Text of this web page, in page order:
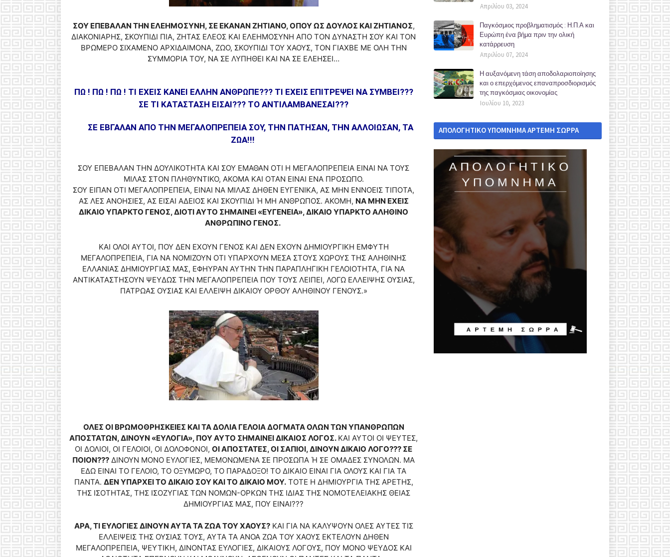
ΣΟΥ ΕΠΕΒΑΛΑΝ ΤΗΝ ΕΛΕΗΜΟΣΥΝΗ, ΣΕ ΕΚΑΝΑΝ ΖΗΤΙΑΝΟ, ΟΠΟΥ ΩΣ ΔΟΥΛΟΣ ΚΑΙ ΖΗΤΙΑΝΟΣ,
ΔΙΑΚΟΝΙΑΡΗΣ, ΣΚΟΥΠΙΔΙ ΠΙΑ, ΖΗΤΑΣ ΕΛΕΟΣ ΚΑΙ ΕΛΕΗΜΟΣΥΝΗ ΑΠΟ ΤΟΝ ΔΥΝΑΣΤΗ ΣΟΥ ΚΑΙ ΤΟΝ
ΒΡΩΜΕΡΟ ΣΙΧΑΜΕΝΟ ΑΡΧΙΔΑΙΜΟΝΑ, ΖΩΟ, ΣΚΟΥΠΙΔΙ ΤΟΥ ΧΑΟΥΣ, ΤΟΝ ΓΙΑΧΒΕ ΜΕ ΟΛΗ ΤΗΝ
ΣΥΜΜΟΡΙΑ ΤΟΥ, ΝΑ ΣΕ ΛΥΠΗΘΕΙ ΚΑΙ ΝΑ ΣΕ ΕΛΕΗΣΕΙ…
ΠΩ ! ΠΩ ! ΠΩ ! ΤΙ ΕΧΕΙΣ ΚΑΝΕΙ ΕΛΛΗΝ ΑΝΘΡΩΠΕ??? ΤΙ ΕΧΕΙΣ ΕΠΙΤΡΕΨΕΙ ΝΑ ΣΥΜΒΕΙ???
ΣΕ ΤΙ ΚΑΤΑΣΤΑΣΗ ΕΙΣΑΙ??? ΤΟ ΑΝΤΙΛΑΜΒΑΝΕΣΑΙ???
ΣΕ ΕΒΓΑΛΑΝ ΑΠΟ ΤΗΝ ΜΕΓΑΛΟΠΡΕΠΕΙΑ ΣΟΥ, ΤΗΝ ΠΑΤΗΣΑΝ, ΤΗΝ ΑΛΛΟΙΩΣΑΝ, ΤΑ
ΖΩΑ!!!
ΣΟΥ ΕΠΕΒΑΛΑΝ ΤΗΝ ΔΟΥΛΙΚΟΤΗΤΑ ΚΑΙ ΣΟΥ ΕΜΑΘΑΝ ΟΤΙ Η ΜΕΓΑΛΟΠΡΕΠΕΙΑ ΕΙΝΑΙ ΝΑ ΤΟΥΣ
ΜΙΛΑΣ ΣΤΟΝ ΠΛΗΘΥΝΤΙΚΟ, ΑΚΟΜΑ ΚΑΙ ΟΤΑΝ ΕΙΝΑΙ ΕΝΑ ΠΡΟΣΩΠΟ.
ΣΟΥ ΕΙΠΑΝ ΟΤΙ ΜΕΓΑΛΟΠΡΕΠΕΙΑ, ΕΙΝΑΙ ΝΑ ΜΙΛΑΣ ΔΗΘΕΝ ΕΥΓΕΝΙΚΑ, ΑΣ ΜΗΝ ΕΝΝΟΕΙΣ ΤΙΠΟΤΑ,
ΑΣ ΛΕΣ ΑΝΟΗΣΙΕΣ, ΑΣ ΕΙΣΑΙ ΑΔΕΙΟΣ ΚΑΙ ΣΚΟΥΠΙΔΙ Ή ΜΗ ΑΝΘΡΩΠΟΣ. ΑΚΟΜΗ, ΝΑ ΜΗΝ ΕΧΕΙΣ
ΔΙΚΑΙΟ ΥΠΑΡΚΤΟ ΓΕΝΟΣ, ΔΙΟΤΙ ΑΥΤΟ ΣΗΜΑΙΝΕΙ «ΕΥΓΕΝΕΙΑ», ΔΙΚΑΙΟ ΥΠΑΡΚΤΟ ΑΛΗΘΙΝΟ
ΑΝΘΡΩΠΙΝΟ ΓΕΝΟΣ.
ΚΑΙ ΟΛΟΙ ΑΥΤΟΙ, ΠΟΥ ΔΕΝ ΕΧΟΥΝ ΓΕΝΟΣ ΚΑΙ ΔΕΝ ΕΧΟΥΝ ΔΗΜΙΟΥΡΓΙΚΗ ΕΜΦΥΤΗ
ΜΕΓΑΛΟΠΡΕΠΕΙΑ, ΓΙΑ ΝΑ ΝΟΜΙΖΟΥΝ ΟΤΙ ΥΠΑΡΧΟΥΝ ΜΕΣΑ ΣΤΟΥΣ ΧΩΡΟΥΣ ΤΗΣ ΑΛΗΘΙΝΗΣ
ΕΛΛΑΝΙΑΣ ΔΗΜΙΟΥΡΓΙΑΣ ΜΑΣ, ΕΦΗΥΡΑΝ ΑΥΤΗΝ ΤΗΝ ΠΑΡΑΠΛΗΓΙΚΗ ΓΕΛΟΙΟΤΗΤΑ, ΓΙΑ ΝΑ
ΑΝΤΙΚΑΤΑΣΤΗΣΟΥΝ ΨΕΥΔΩΣ ΤΗΝ ΜΕΓΑΛΟΠΡΕΠΕΙΑ ΠΟΥ ΤΟΥΣ ΛΕΙΠΕΙ, ΛΟΓΩ ΕΛΛΕΙΨΗΣ ΟΥΣΙΑΣ,
ΠΑΤΡΩΑΣ ΟΥΣΙΑΣ ΚΑΙ ΕΛΛΕΙΨΗ ΔΙΚΑΙΟΥ ΟΡΘΟΥ ΑΛΗΘΙΝΟΥ ΓΕΝΟΥΣ.»
ΟΛΕΣ ΟΙ ΒΡΩΜΟΘΡΗΣΚΕΙΕΣ ΚΑΙ ΤΑ ΔΟΛΙΑ ΓΕΛΟΙΑ ΔΟΓΜΑΤΑ ΟΛΩΝ ΤΩΝ ΥΠΑΝΘΡΩΠΩΝ
ΑΠΟΣΤΑΤΩΝ, ΔΙΝΟΥΝ «ΕΥΛΟΓΙΑ», ΠΟΥ ΑΥΤΟ ΣΗΜΑΙΝΕΙ ΔΙΚΑΙΟΣ ΛΟΓΟΣ. ΚΑΙ ΑΥΤΟΙ ΟΙ ΨΕΥΤΕΣ,
ΟΙ ΔΟΛΙΟΙ, ΟΙ ΓΕΛΟΙΟΙ, ΟΙ ΔΟΛΟΦΟΝΟΙ,ΟΙ ΑΠΟΣΤΑΤΕΣ, ΟΙ ΣΑΠΙΟΙ, ΔΙΝΟΥΝ ΔΙΚΑΙΟ ΛΟΓΟ??? ΣΕ
ΠΟΙΟΝ??? ΔΙΝΟΥΝ ΜΟΝΟ ΕΥΛΟΓΙΕΣ, ΜΕΜΟΝΩΜΕΝΑ ΣΕ ΠΡΟΣΩΠΑ Ή ΣΕ ΟΜΑΔΕΣ ΣΥΝΟΛΩΝ. ΜΑ
ΕΔΩ ΕΙΝΑΙ ΤΟ ΓΕΛΟΙΟ, ΤΟ ΟΞΥΜΩΡΟ, ΤΟ ΠΑΡΑΔΟΞΟ! ΤΟ ΔΙΚΑΙΟ ΕΙΝΑΙ ΓΙΑ ΟΛΟΥΣ ΚΑΙ ΓΙΑ ΤΑ
ΠΑΝΤΑ. ΔΕΝ ΥΠΑΡΧΕΙ ΤΟ ΔΙΚΑΙΟ ΣΟΥ ΚΑΙ ΤΟ ΔΙΚΑΙΟ ΜΟΥ.ΤΟΤΕ Η ΔΗΜΙΟΥΡΓΙΑ ΤΗΣ ΑΡΕΤΗΣ,
ΤΗΣ ΙΣΟΤΗΤΑΣ, ΤΗΣ ΙΣΟΖΥΓΙΑΣ ΤΩΝ ΝΟΜΩΝ-ΟΡΚΩΝ ΤΗΣ ΙΔΙΑΣ ΤΗΣ ΝΟΜΟΤΕΛΕΙΑΚΗΣ ΘΕΙΑΣ
ΔΗΜΙΟΥΡΓΙΑΣ ΜΑΣ, ΠΟΥ ΕΙΝΑΙ???
ΑΡΑ, ΤΙ ΕΥΛΟΓΙΕΣ ΔΙΝΟΥΝ ΑΥΤΑ ΤΑ ΖΩΑ ΤΟΥ ΧΑΟΥΣ?ΚΑΙ ΓΙΑ ΝΑ ΚΑΛΥΨΟΥΝ ΟΛΕΣ ΑΥΤΕΣ ΤΙΣ
ΕΛΛΕΙΨΕΙΣ ΤΗΣ ΟΥΣΙΑΣ ΤΟΥΣ, ΑΥΤΑ ΤΑ ΑΝΟΑ ΖΩΑ ΤΟΥ ΧΑΟΥΣ ΕΚΤΕΛΟΥΝ ΔΗΘΕΝ
ΜΕΓΑΛΟΠΡΕΠΕΙΑ, ΨΕΥΤΙΚΗ, ΔΙΝΟΝΤΑΣ ΕΥΛΟΓΙΕΣ, ΔΙΚΑΙΟΥΣ ΛΟΓΟΥΣ, ΠΟΥ ΜΟΝΟ ΨΕΥΔΟΣ ΚΑΙ
Απριλίου 03, 2024
Παγκόσμιος προβληματισμός : Η.Π.Α και
Ευρώπη ένα βήμα πριν την ολική
κατάρρευση
Απριλίου 07, 2024
Η αυξανόμενη τάση αποδολαριοποίησης
και ο επερχόμενος επαναπροσδιορισμός
της παγκόσμιας οικονομίας
Ιουλίου 10, 2023
ΑΠΟΛΟΓΗΤΙΚΟ ΥΠΟΜΝΗΜΑ ΑΡΤΕΜΗ ΣΩΡΡΑ